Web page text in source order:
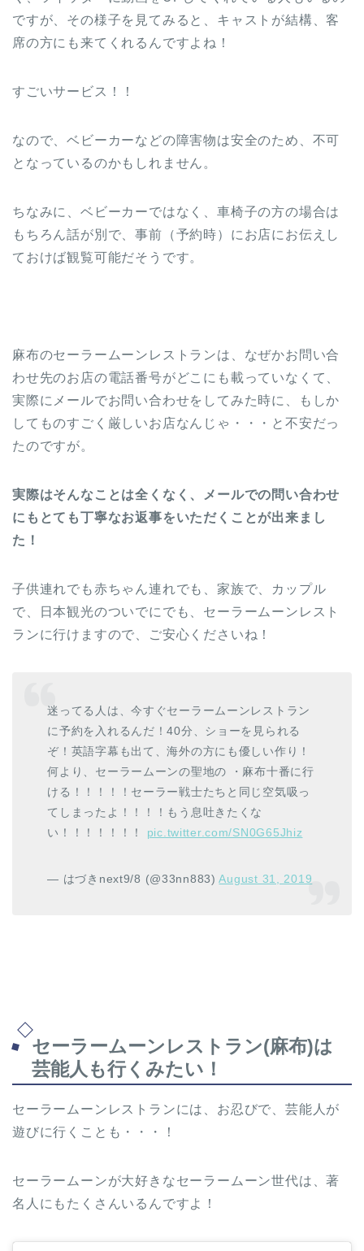
ですが、その様子を見てみると、キャストが結構、客
席の方にも来てくれるんですよね！
すごいサービス！！
なので、ベビーカーなどの障害物は安全のため、不可
となっているのかもしれません。
ちなみに、ベビーカーではなく、車椅子の方の場合は
もちろん話が別で、事前（予約時）にお店にお伝えし
ておけば観覧可能だそうです。
麻布のセーラームーンレストランは、なぜかお問い合
わせ先のお店の電話番号がどこにも載っていなくて、
実際にメールでお問い合わせをしてみた時に、もしか
してものすごく厳しいお店なんじゃ・・・と不安だっ
たのですが。
実際はそんなことは全くなく、メールでの問い合わせ
にもとても丁寧なお返事をいただくことが出来まし
た！
子供連れでも赤ちゃん連れでも、家族で、カップル
で、日本観光のついでにでも、セーラームーンレスト
ランに行けますので、ご安心くださいね！
迷ってる人は、今すぐセーラームーンレストラン
に予約を入れるんだ！40分、ショーを見られる
ぞ！英語字幕も出て、海外の方にも優しい作り！
何より、セーラームーンの聖地の ・麻布十番に行
ける！！！！！セーラー戦士たちと同じ空気吸っ
てしまったよ！！！！もう息吐きたくな
い！！！！！！！ pic.twitter.com/SN0G65Jhiz
— はづきnext9/8 (@33nn883)August 31, 2019
セーラームーンレストラン(麻布)は
芸能人も行くみたい！
セーラームーンレストランには、お忍びで、芸能人が
遊びに行くことも・・・！
セーラームーンが大好きなセーラームーン世代は、著
名人にもたくさんいるんですよ！